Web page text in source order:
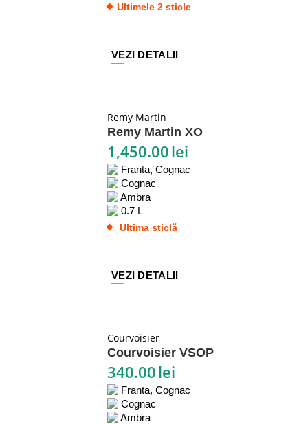
Ultimele 2 sticle
VEZI DETALII
Remy Martin
Remy Martin XO
1,450.00lei
Franta, Cognac
Cognac
Ambra
0.7 L
Ultima sticlă
VEZI DETALII
Courvoisier
Courvoisier VSOP
340.00lei
Franta, Cognac
Cognac
Ambra